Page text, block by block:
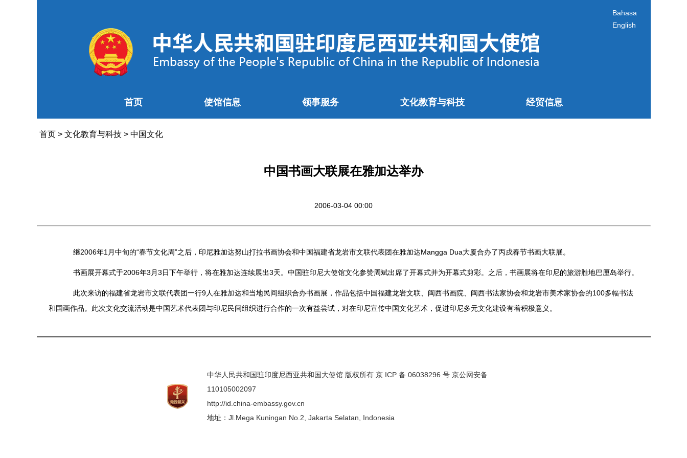
Bahasa
English
首页 使馆信息 领事服务 文化教育与科技 经贸信息
首页> 文化教育与科技> 中国文化
中国书画大联展在雅加达举办
2006-03-04 00:00
继2006年1月中旬的“春节文化周”之后，印尼雅加达努山打拉书画协会和中国福建省龙岩市文联代表团在雅加达Mangga Dua大厦合办了丙戌春节书画大联展。
书画展开幕式于2006年3月3日下午举行，将在雅加达连续展出3天。中国驻印尼大使馆文化参赞周斌出席了开幕式并为开幕式剪彩。之后，书画展将在印尼的旅游胜地巴厘岛举行。
此次来访的福建省龙岩市文联代表团一行9人在雅加达和当地民间组织合办书画展，作品包括中国福建龙岩文联、闽西书画院、闽西书法家协会和龙岩市美术家协会的100多幅书法
和国画作品。此次文化交流活动是中国艺术代表团与印尼民间组织进行合作的一次有益尝试，对在印尼宣传中国文化艺术，促进印尼多元文化建设有着积极意义。
中华人民共和国驻印度尼西亚共和国大使馆 版权所有 京 ICP 备 06038296 号 京公网安备
110105002097
http://id.china-embassy.gov.cn
地址：Jl.Mega Kuningan No.2, Jakarta Selatan, Indonesia